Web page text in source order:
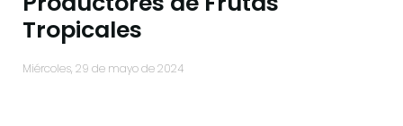
Tropicales
miércoles, 29 de mayo de 2024